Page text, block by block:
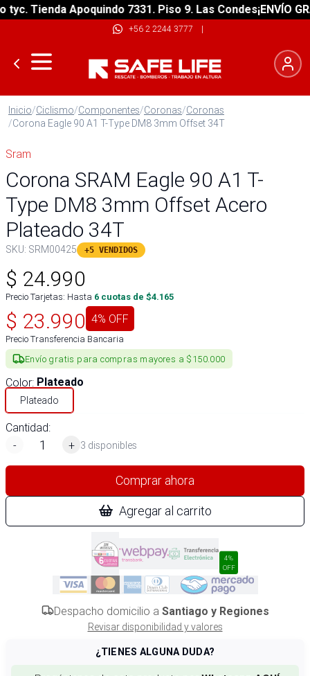
Tienda Apoquindo 7331. Piso 9. Las Condes¡ENVÍO
+56 2 2244 3777 |
Inicio/Ciclismo/Componentes/Coronas/Coronas
/Corona Eagle 90 A1 T-Type DM8 3mm Offset 34T
Sram
Corona SRAM Eagle 90 A1 T-
Type DM8 3mm Offset Acero
Plateado 34T
SKU: SRM00425 +5 VENDIDOS
$ 24.990
Precio Tarjetas: Hasta 6 cuotas de $4.165
$ 23.990 4% OFF
Precio Transferencia Bancaria
Envío gratis para compras mayores a $150.000
Color: Plateado
Plateado
Cantidad:
-
+ 3 disponibles
Comprar ahora
Agregar al carrito
4%
OFF
Despacho domicilio a Santiago y Regiones
Revisar disponibilidad y valores
¿TIENES ALGUNA DUDA?